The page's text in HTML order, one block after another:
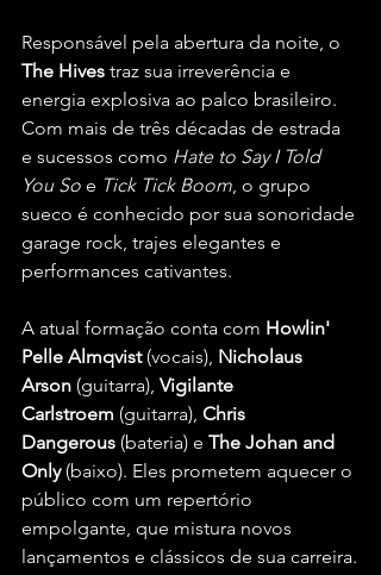
Responsável pela abertura da noite, o
The Hives traz sua irreverência e
energia explosiva ao palco brasileiro.
Com mais de três décadas de estrada
e sucessos como Hate to Say I Told
You So e Tick Tick Boom, o grupo
sueco é conhecido por sua sonoridade
garage rock, trajes elegantes e
performances cativantes.
A atual formação conta com Howlin'
Pelle Almqvist (vocais), Nicholaus
Arson (guitarra), Vigilante
Carlstroem (guitarra), Chris
Dangerous (bateria) e The Johan and
Only (baixo). Eles prometem aquecer o
público com um repertório
empolgante, que mistura novos
lançamentos e clássicos de sua carreira.